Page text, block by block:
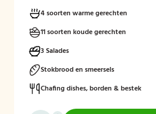
4 soorten warme gerechten
11 soorten koude gerechten
3 Salades
Stokbrood en smeersels
Chafing dishes, borden & bestek